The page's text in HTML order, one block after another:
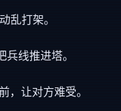
乱打架。
线推进塔。
，让对方难受。